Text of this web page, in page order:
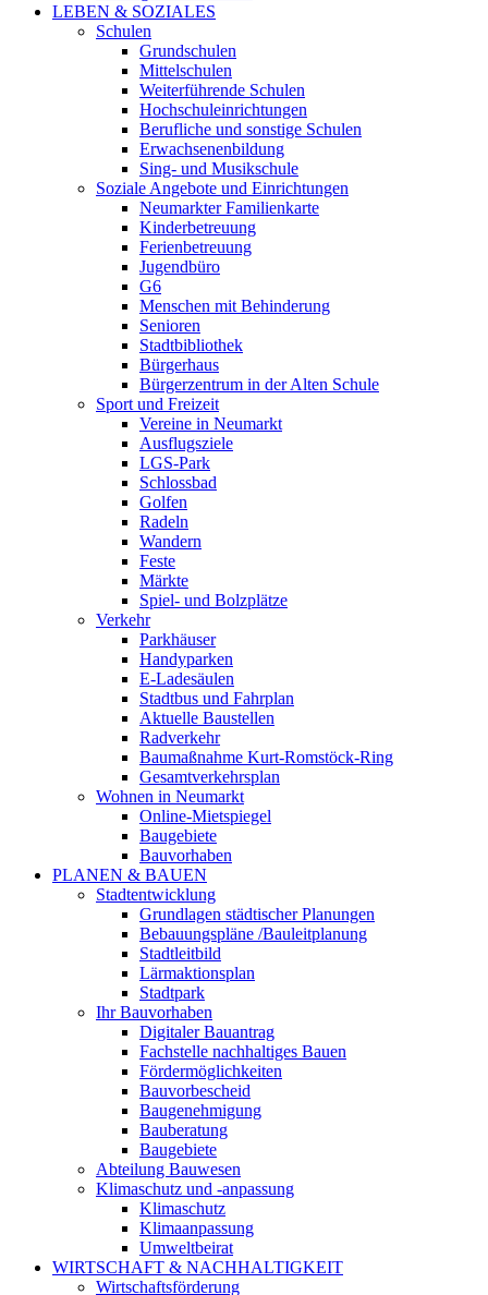
LEBEN & SOZIALES
Schulen
Grundschulen
Mittelschulen
Weiterführende Schulen
Hochschuleinrichtungen
Berufliche und sonstige Schulen
Erwachsenenbildung
Sing- und Musikschule
Soziale Angebote und Einrichtungen
Neumarkter Familienkarte
Kinderbetreuung
Ferienbetreuung
Jugendbüro
G6
Menschen mit Behinderung
Senioren
Stadtbibliothek
Bürgerhaus
Bürgerzentrum in der Alten Schule
Sport und Freizeit
Vereine in Neumarkt
Ausflugsziele
LGS-Park
Schlossbad
Golfen
Radeln
Wandern
Feste
Märkte
Spiel- und Bolzplätze
Verkehr
Parkhäuser
Handyparken
E-Ladesäulen
Stadtbus und Fahrplan
Aktuelle Baustellen
Radverkehr
Baumaßnahme Kurt-Romstöck-Ring
Gesamtverkehrsplan
Wohnen in Neumarkt
Online-Mietspiegel
Baugebiete
Bauvorhaben
PLANEN & BAUEN
Stadtentwicklung
Grundlagen städtischer Planungen
Bebauungspläne /Bauleitplanung
Stadtleitbild
Lärmaktionsplan
Stadtpark
Ihr Bauvorhaben
Digitaler Bauantrag
Fachstelle nachhaltiges Bauen
Fördermöglichkeiten
Bauvorbescheid
Baugenehmigung
Bauberatung
Baugebiete
Abteilung Bauwesen
Klimaschutz und -anpassung
Klimaschutz
Klimaanpassung
Umweltbeirat
WIRTSCHAFT & NACHHALTIGKEIT
Wirtschaftsförderung